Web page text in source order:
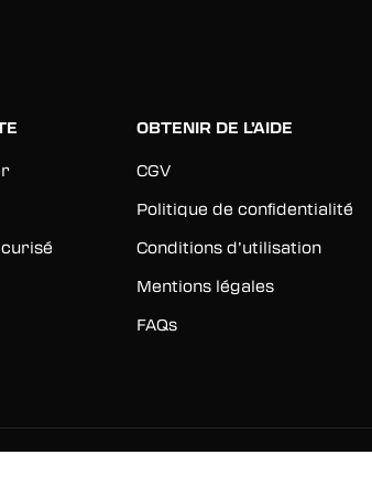
OBTENIR DE L’AIDE
CGV
Politique de confidentialité
Conditions d’utilisation
Mentions légales
FAQs